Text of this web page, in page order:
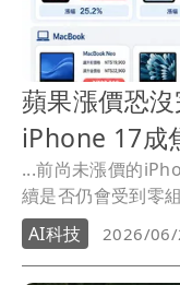
蘋果漲價恐
iPhone 17成
...前尚未漲價的
續是否仍會受到零
AI科技
2026/